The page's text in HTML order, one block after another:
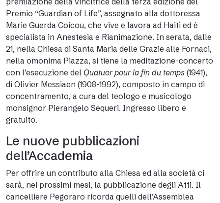
Premio “Guardian of Life”, assegnato alla dottoressa
Marie Guerda Coicou, che vive e lavora ad Haiti ed è
specialista in Anestesia e Rianimazione. In serata, dalle
21, nella Chiesa di Santa Maria delle Grazie alle Fornaci,
nella omonima Piazza, si tiene la meditazione-concerto
con l’esecuzione del Quatuor pour la fin du temps (1941),
di Olivier Messiaen (1908-1992), composto in campo di
concentramento, a cura del teologo e musicologo
monsignor Pierangelo Sequeri. Ingresso libero e
gratuito.
Le nuove pubblicazioni
dell’Accademia
Per offrire un contributo alla Chiesa ed alla società ci
sarà, nei prossimi mesi, la pubblicazione degli Atti. Il
cancelliere Pegoraro ricorda quelli dell’Assemblea